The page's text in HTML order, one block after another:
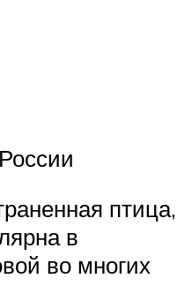
птица,
в
во многих